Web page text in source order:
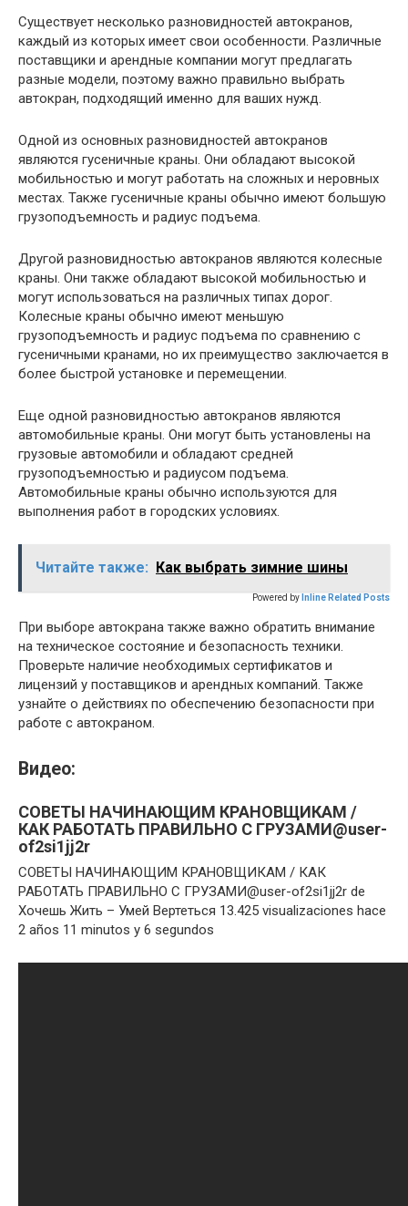
Существует несколько разновидностей автокранов,
каждый из которых имеет свои особенности. Различные
поставщики и арендные компании могут предлагать
разные модели, поэтому важно правильно выбрать
автокран, подходящий именно для ваших нужд.
Одной из основных разновидностей автокранов
являются гусеничные краны. Они обладают высокой
мобильностью и могут работать на сложных и неровных
местах. Также гусеничные краны обычно имеют большую
грузоподъемность и радиус подъема.
Другой разновидностью автокранов являются колесные
краны. Они также обладают высокой мобильностью и
могут использоваться на различных типах дорог.
Колесные краны обычно имеют меньшую
грузоподъемность и радиус подъема по сравнению с
гусеничными кранами, но их преимущество заключается в
более быстрой установке и перемещении.
Еще одной разновидностью автокранов являются
автомобильные краны. Они могут быть установлены на
грузовые автомобили и обладают средней
грузоподъемностью и радиусом подъема.
Автомобильные краны обычно используются для
выполнения работ в городских условиях.
Читайте также: Как выбрать зимние шины
Powered by Inline Related Posts
При выборе автокрана также важно обратить внимание
на техническое состояние и безопасность техники.
Проверьте наличие необходимых сертификатов и
лицензий у поставщиков и арендных компаний. Также
узнайте о действиях по обеспечению безопасности при
работе с автокраном.
Видео:
СОВЕТЫ НАЧИНАЮЩИМ КРАНОВЩИКАМ /
КАК РАБОТАТЬ ПРАВИЛЬНО С ГРУЗАМИ@user-
of2si1jj2r
СОВЕТЫ НАЧИНАЮЩИМ КРАНОВЩИКАМ / КАК
РАБОТАТЬ ПРАВИЛЬНО С ГРУЗАМИ@user-of2si1jj2r de
Хочешь Жить – Умей Вертеться 13.425 visualizaciones hace
2 años 11 minutos y 6 segundos